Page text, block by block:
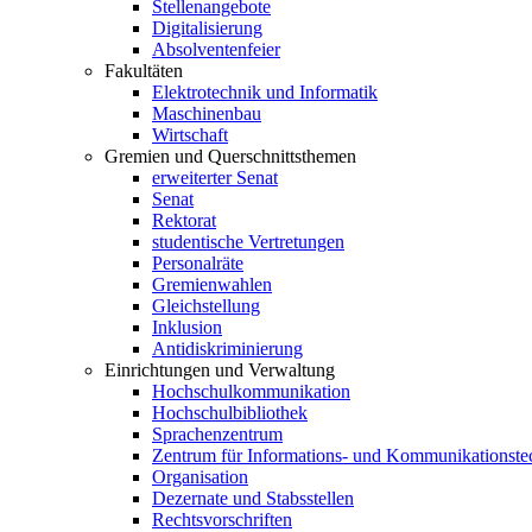
Stellenangebote
Digitalisierung
Absolventenfeier
Fakultäten
Elektrotechnik und Informatik
Maschinenbau
Wirtschaft
Gremien und Querschnittsthemen
erweiterter Senat
Senat
Rektorat
studentische Vertretungen
Personalräte
Gremienwahlen
Gleichstellung
Inklusion
Antidiskriminierung
Einrichtungen und Verwaltung
Hochschulkommunikation
Hochschulbibliothek
Sprachenzentrum
Zentrum für Informations- und
Organisation
Dezernate und Stabsstellen
Rechtsvorschriften